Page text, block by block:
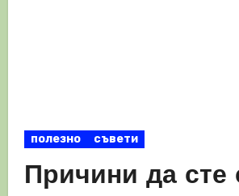
полезно съвети
Причини да сте